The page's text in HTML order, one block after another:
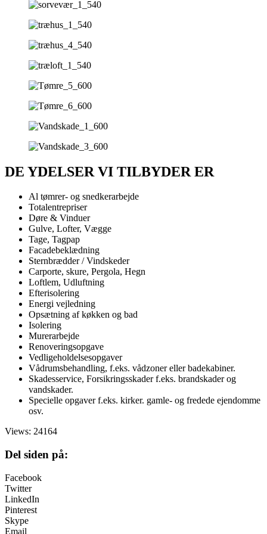
DE YDELSER VI TILBYDER ER
Al tømrer- og snedkerarbejde
Totalentrepriser
Døre & Vinduer
Gulve, Lofter, Vægge
Tage, Tagpap
Facadebeklædning
Sternbrædder / Vindskeder
Carporte, skure, Pergola, Hegn
Loftlem, Udluftning
Efterisolering
Energi vejledning
Opsætning af køkken og bad
Isolering
Murerarbejde
Renoveringsopgave
Vedligeholdelsesopgaver
Vådrumsbehandling, f.eks. vådzoner eller badekabiner.
Skadesservice, Forsikringsskader f.eks. brandskader og
vandskader.
Specielle opgaver f.eks. kirker. gamle- og fredede ejendomme
osv.
Views: 24164
Del siden på:
Facebook
Twitter
LinkedIn
Pinterest
Skype
Email